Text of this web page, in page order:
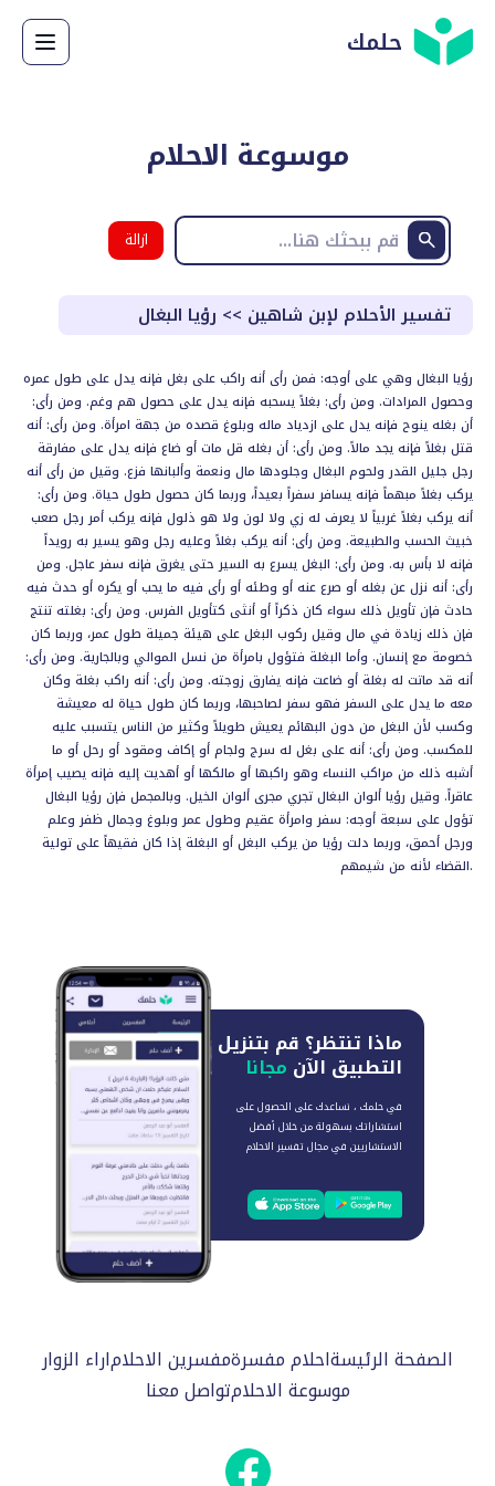
حلمك
موسوعة الاحلام
ازالة
البحث
تفسير الأحلام لإبن شاهين >> رؤيا البغال
رؤيا البغال وهي على أوجه: فمن رأى أنه راكب على بغل فإنه يدل على طول عمره
وحصول المرادات. ومن رأى: بغلاً يسحبه فإنه يدل على حصول هم وغم. ومن رأى:
أن بغله ينوح فإنه يدل على ازدياد ماله وبلوغ قصده من جهة امرأة. ومن رأى: أنه
قتل بغلاً فإنه يجد مالاً. ومن رأى: أن بغله قل مات أو ضاع فإنه يدل على مفارقة
رجل جليل القدر ولحوم البغال وجلودها مال ونعمة وألبانها فزع. وقيل من رأى أنه
يركب بغلاً مبهماً فإنه يسافر سفراً بعيداً، وربما كان حصول طول حياة. ومن رأى:
أنه يركب بغلاً غربياً لا يعرف له زي ولا لون ولا هو ذلول فإنه يركب أمر رجل صعب
خبيث الحسب والطبيعة. ومن رأى: أنه يركب بغلاً وعليه رجل وهو يسير به رويداً
فإنه لا بأس به. ومن رأى: البغل يسرع به السير حتى يغرق فإنه سفر عاجل. ومن
رأى: أنه نزل عن بغله أو صرع عنه أو وطئه أو رأى فيه ما يحب أو يكره أو حدث فيه
حادث فإن تأويل ذلك سواء كان ذكراً أو أنثى كتأويل الفرس. ومن رأى: بغلته تنتج
فإن ذلك زيادة في مال وقيل ركوب البغل على هيئة جميلة طول عمر، وربما كان
خصومة مع إنسان. وأما البغلة فتؤول بامرأة من نسل الموالي وبالجارية. ومن رأى:
أنه قد ماتت له بغلة أو ضاعت فإنه يفارق زوجته. ومن رأى: أنه راكب بغلة وكان
معه ما يدل على السفر فهو سفر لصاحبها، وربما كان طول حياة له معيشة
وكسب لأن البغل من دون البهائم يعيش طويلاً وكثير من الناس يتسبب عليه
للمكسب. ومن رأى: أنه على بغل له سرج ولجام أو إكاف ومقود أو رحل أو ما
أشبه ذلك من مراكب النساء وهو راكبها أو مالكها أو أهديت إليه فإنه يصيب إمرأة
عاقراً. وقيل رؤيا ألوان البغال تجري مجرى ألوان الخيل. وبالمجمل فإن رؤيا البغال
تؤول على سبعة أوجه: سفر وامرأة عقيم وطول عمر وبلوغ وجمال ظفر وعلم
ورجل أحمق، وربما دلت رؤيا من يركب البغل أو البغلة إذا كان فقيهاً على تولية
القضاء لأنه من شيمهم.
ماذا تنتظر؟ قم بتنزيل
التطبيق الآن مجانا
في حلمك ، نساعدك على الحصول على
استشاراتك بسهولة من خلال أفضل
الاستشاريين في مجال تفسير الاحلام
الصفحة الرئيسةاحلام مفسرةمفسرين الاحلاماراء الزوار
موسوعة الاحلامتواصل معنا